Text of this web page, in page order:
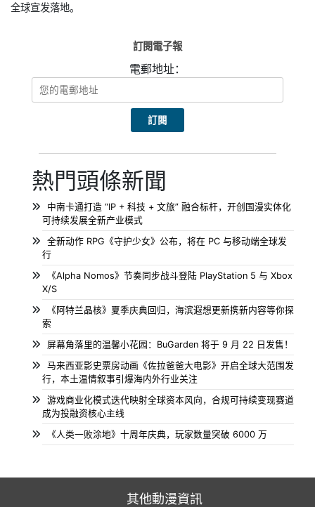
全球宣发落地。
訂閱電子報
電郵地址：
熱門頭條新聞
中南卡通打造 “IP + 科技 + 文旅” 融合标杆，开创国漫实体化
可持续发展全新产业模式
全新动作 RPG《守护少女》公布，将在 PC 与移动端全球发
行
《Alpha Nomos》节奏同步战斗登陆 PlayStation 5 与 Xbox
X/S
《阿特兰晶核》夏季庆典回归，海滨遐想更新携新内容等你探
索
屏幕角落里的温馨小花园：BuGarden 将于 9 月 22 日发售！
马来西亚影史票房动画《佐拉爸爸大电影》开启全球大范围发
行，本土温情叙事引爆海内外行业关注
游戏商业化模式迭代映射全球资本风向，合规可持续变现赛道
成为投融资核心主线
《人类一败涂地》十周年庆典，玩家数量突破 6000 万
其他動漫資訊